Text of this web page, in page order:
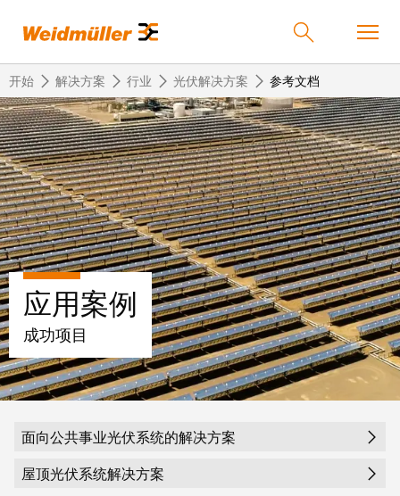
产品
返
回
产
品
联
接
技
术
接
线
端
解决方案
返
回
解
决
方
案
联
接
技
术
SNAP
鼠
服务
返
回
服
务
定
制
化
产
品
装
配
子
公司
返
回
公
司
我
们
的
公
司
公
司
介
魏德米勒在中国
返
回
魏
德
米
勒
在
中
国
中
国
公
介
麒麟全家福
开始 解决方案 行业 光伏解决方案 参考文档
应用案例
成功项目
面向公共事业光伏系统的解决方案
屋顶光伏系统解决方案